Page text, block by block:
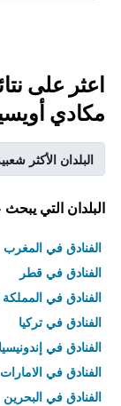
اعثر على
مكادي
البلدان الأكثر
البلدان التي
الفنادق في المغرب
الفنادق في قطر
الفنادق في المملكة
الفنادق في تركيا
الفنادق في إندونيسيا
الفنادق في
الفنادق في البحرين